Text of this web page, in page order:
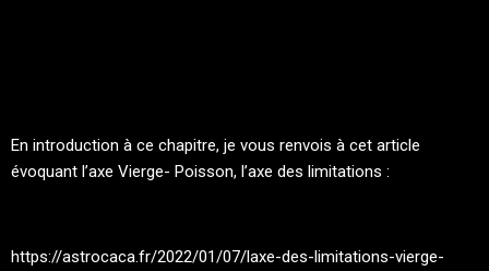
En introduction à ce chapitre, je vous renvois à cet article
évoquant l’axe Vierge- Poisson, l’axe des limitations :
https://astrocaca.fr/2022/01/07/laxe-des-limitations-vierge-